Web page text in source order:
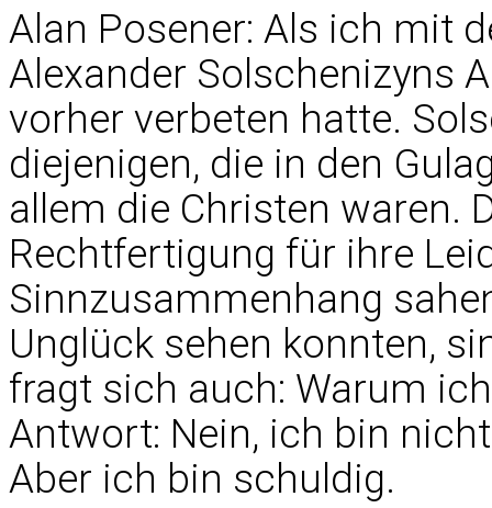
Alan Posener: Als ich mit
Alexander Solschenizyns
vorher verbeten hatte.
diejenigen, die in den
allem die Christen waren.
Rechtfertigung für ihre
Sinnzusammenhang
Unglück sehen konnten,
fragt sich auch: Warum
Antwort: Nein, ich bin
Aber ich bin schuldig.